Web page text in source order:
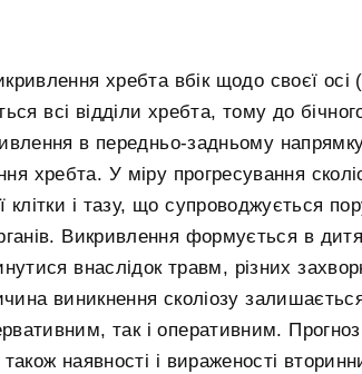
хребта вбік щодо своєї
всі відділи хребта, тому до
в передньо-задньому
хребта. У міру прогресування
клітки і тазу, що супроводжується
Викривлення формується в
внаслідок травм, різних
виникнення сколіозу
так і оперативним.
також наявності і вираженості